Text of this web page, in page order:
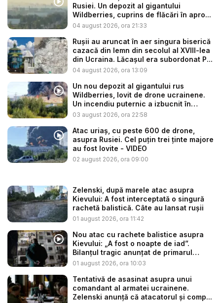
Rusiei. Un depozit al gigantului
Wildberries, cuprins de flăcări în apro...
04 august 2026, ora 21:33
Rușii au aruncat în aer singura biserică
cazacă din lemn din secolul al XVIII-lea
din Ucraina. Lăcașul era subordonat P...
04 august 2026, ora 13:09
Un nou depozit al gigantului rus
Wildberries, lovit de drone ucrainene.
Un incendiu puternic a izbucnit în
regiu...
03 august 2026, ora 22:58
Atac uriaș, cu peste 600 de drone,
asupra Rusiei. Cel puțin trei ținte majore
au fost lovite - VIDEO
02 august 2026, ora 09:00
Zelenski, după marele atac asupra
Kievului: A fost interceptată o singură
rachetă balistică. Câte au lansat rușii
01 august 2026, ora 11:42
Nou atac cu rachete balistice asupra
Kievului: „A fost o noapte de iad”.
Bilanțul tragic anunțat de primarul
Klits...
01 august 2026, ora 10:03
Tentativă de asasinat asupra unui
comandant al armatei ucrainene.
Zelenski anunță că atacatorul și comp...